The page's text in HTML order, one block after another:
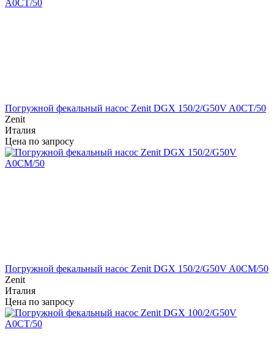
Погружной фекальный насос Zenit DGX 150/2/G50V A0CT/50
Zenit
Италия
Цена по запросу
Погружной фекальный насос Zenit DGX 150/2/G50V A0CM/50
Zenit
Италия
Цена по запросу